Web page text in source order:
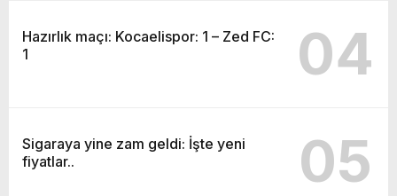
Hazırlık maçı: Kocaelispor: 1 – Zed FC:
1
04
Sigaraya yine zam geldi: İşte yeni
fiyatlar..
05